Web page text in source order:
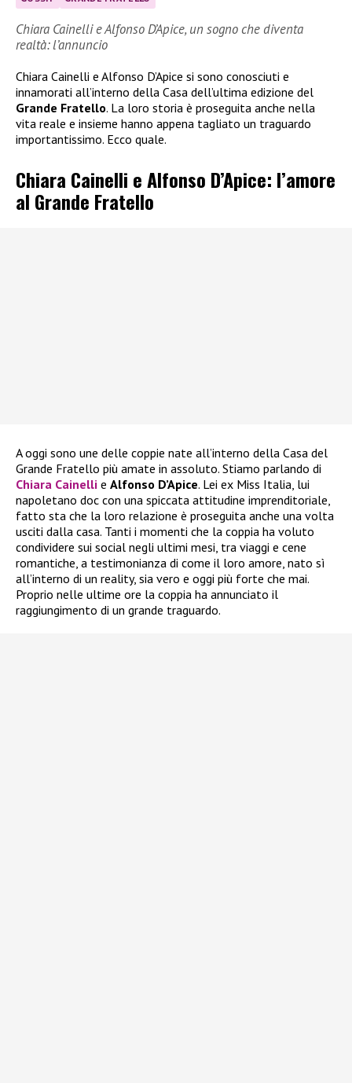
Chiara Cainelli e Alfonso D’Apice, un sogno che diventa
realtà: l’annuncio
Chiara Cainelli e Alfonso D’Apice si sono conosciuti e
innamorati all’interno della Casa dell’ultima edizione del
Grande Fratello. La loro storia è proseguita anche nella
vita reale e insieme hanno appena tagliato un traguardo
importantissimo. Ecco quale.
Chiara Cainelli e Alfonso D’Apice: l’amore
al Grande Fratello
A oggi sono une delle coppie nate all’interno della Casa del
Grande Fratello più amate in assoluto. Stiamo parlando di
Chiara Cainelli e Alfonso D’Apice. Lei ex Miss Italia, lui
napoletano doc con una spiccata attitudine imprenditoriale,
fatto sta che la loro relazione è proseguita anche una volta
usciti dalla casa. Tanti i momenti che la coppia ha voluto
condividere sui social negli ultimi mesi, tra viaggi e cene
romantiche, a testimonianza di come il loro amore, nato sì
all’interno di un reality, sia vero e oggi più forte che mai.
Proprio nelle ultime ore la coppia ha annunciato il
raggiungimento di un grande traguardo.